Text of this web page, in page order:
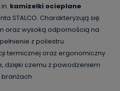
kamizelki ocieplane
STALCO. Charakteryzują się
oraz wysoką odpornością na
z poliestru
termicznej oraz ergonomiczny
dzięki czemu z powodzeniem